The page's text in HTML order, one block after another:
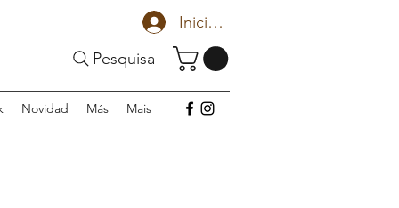
Iniciar sesión
Pesquisa
Novidad Más Mais